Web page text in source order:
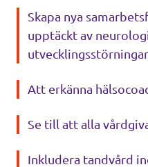
Skapa nya
upptäckt av
utvecklingsstörningar
Att erkänna
Se till att alla
Inkludera tandvård